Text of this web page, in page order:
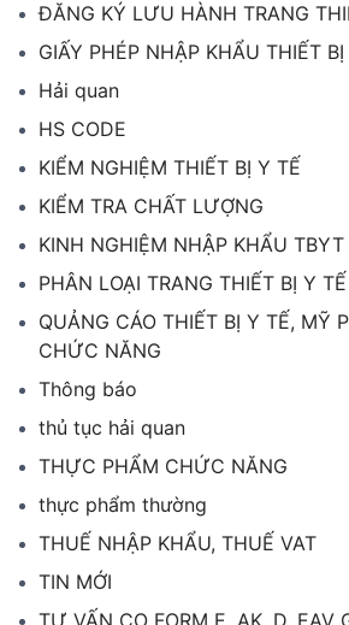
ĐĂNG KÝ LƯU HÀNH TRANG
GIẤY PHÉP NHẬP KHẨU THIẾT
Hải quan
HS CODE
KIỂM NGHIỆM THIẾT BỊ Y TẾ
KIỂM TRA CHẤT LƯỢNG
KINH NGHIỆM NHẬP KHẨU TBYT
PHÂN LOẠI TRANG THIẾT BỊ Y TẾ
QUẢNG CÁO THIẾT BỊ Y TẾ, MỸ
CHỨC NĂNG
Thông báo
thủ tục hải quan
THỰC PHẨM CHỨC NĂNG
thực phẩm thường
THUẾ NHẬP KHẨU, THUẾ VAT
TIN MỚI
TƯ VẤN CO FORM E, AK, D, EAV